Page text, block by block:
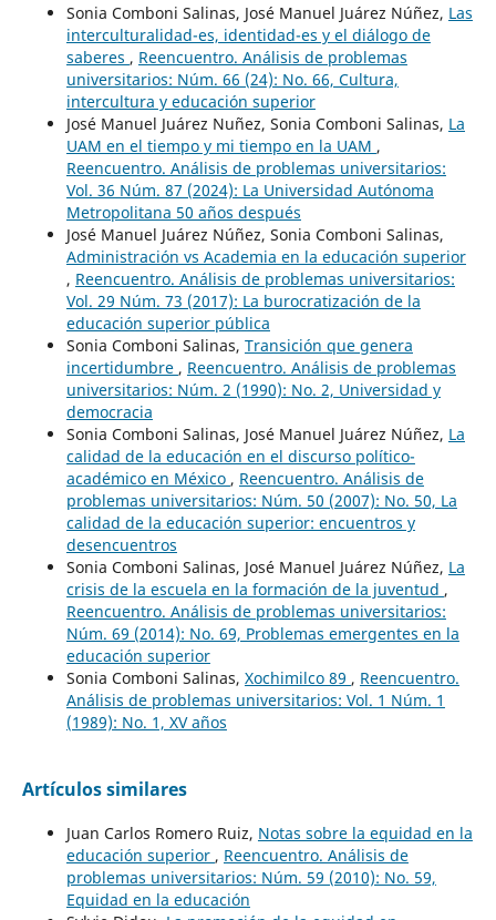
Sonia Comboni Salinas, José Manuel Juárez Núñez, Las
interculturalidad-es, identidad-es y el diálogo de
saberes , Reencuentro. Análisis de problemas
universitarios: Núm. 66 (24): No. 66, Cultura,
intercultura y educación superior
José Manuel Juárez Nuñez, Sonia Comboni Salinas, La
UAM en el tiempo y mi tiempo en la UAM ,
Reencuentro. Análisis de problemas universitarios:
Vol. 36 Núm. 87 (2024): La Universidad Autónoma
Metropolitana 50 años después
José Manuel Juárez Núñez, Sonia Comboni Salinas,
Administración vs Academia en la educación superior
, Reencuentro. Análisis de problemas universitarios:
Vol. 29 Núm. 73 (2017): La burocratización de la
educación superior pública
Sonia Comboni Salinas, Transición que genera
incertidumbre , Reencuentro. Análisis de problemas
universitarios: Núm. 2 (1990): No. 2, Universidad y
democracia
Sonia Comboni Salinas, José Manuel Juárez Núñez, La
calidad de la educación en el discurso político-
académico en México , Reencuentro. Análisis de
problemas universitarios: Núm. 50 (2007): No. 50, La
calidad de la educación superior: encuentros y
desencuentros
Sonia Comboni Salinas, José Manuel Juárez Núñez, La
crisis de la escuela en la formación de la juventud ,
Reencuentro. Análisis de problemas universitarios:
Núm. 69 (2014): No. 69, Problemas emergentes en la
educación superior
Sonia Comboni Salinas, Xochimilco 89 , Reencuentro.
Análisis de problemas universitarios: Vol. 1 Núm. 1
(1989): No. 1, XV años
Artículos similares
Juan Carlos Romero Ruiz, Notas sobre la equidad en la
educación superior , Reencuentro. Análisis de
problemas universitarios: Núm. 59 (2010): No. 59,
Equidad en la educación